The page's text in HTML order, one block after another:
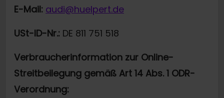
E-Mail: audi@huelpert.de
USt-ID-Nr.: DE 811 751 518
Verbraucherinformation zur Online-
Streitbeilegung gemäß Art 14 Abs. 1 ODR-
Verordnung: